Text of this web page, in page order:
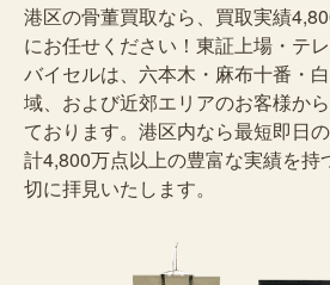
港区の骨董買取なら、買取実績
にお任せください！東証上場・テ
バイセルは、六本木・麻布十番・
域、および近郊エリアのお客様か
ております。港区内なら最短即日
計4,800万点以上の豊富な実績を持
切に拝見いたします。